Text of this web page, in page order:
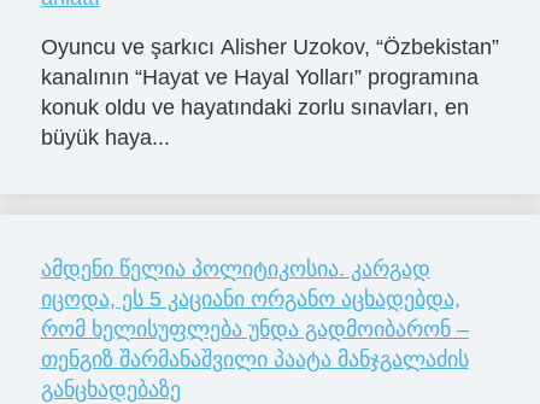
Oyuncu ve şarkıcı Alisher Uzokov, “Özbekistan”
kanalının “Hayat ve Hayal Yolları” programına
konuk oldu ve hayatındaki zorlu sınavları, en
büyük haya...
ამდენი წელია პოლიტიკოსია. კარგად
იცოდა, ეს 5 კაციანი ორგანო აცხადებდა,
რომ ხელისუფლება უნდა გადმოიბარონ –
თენგიზ შარმანაშვილი პაატა მანჯგალაძის
განცხადებაზე